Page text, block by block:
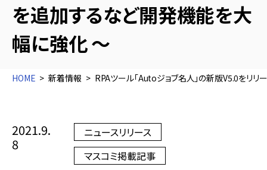
を追加するなど開発機能を大
幅に強化 ～
HOME 新着情報 RPAツール「Autoジョブ名人」の新版V5.0をリ
2021.9.
8
ニュースリリース
マスコミ掲載記事